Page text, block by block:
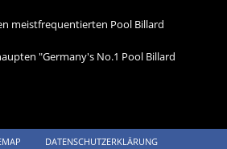
meistfrequentierten Pool Billard
"Germany's No.1 Pool Billard
DATENSCHUTZERKLÄRUNG